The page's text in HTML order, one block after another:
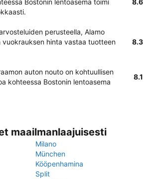
Bostonin lentoasema toimi
8.6
perusteella, Alamo
vuokrauksen hinta vastaa tuotteen
8.3
auton nouto on kohtuullisen
kohteessa Bostonin lentoasema
8.1
maailmanlaajuisesti
Milano
München
Kööpenhamina
Split